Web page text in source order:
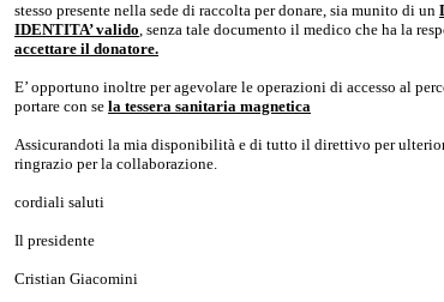
stesso presente nella sede di raccolta per donare, sia munito di un
IDENTITA’ valido, senza tale documento il medico che ha la
accettare il donatore.
E’ opportuno inoltre per agevolare le operazioni di accesso al
portare con se la tessera sanitaria magnetica
Assicurandoti la mia disponibilità e di tutto il direttivo per
ringrazio per la collaborazione.
cordiali saluti
Il presidente
Cristian Giacomini